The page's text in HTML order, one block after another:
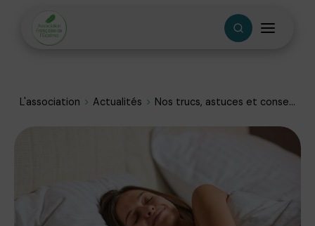
L'association Actualités Nos trucs, astuces et conse...